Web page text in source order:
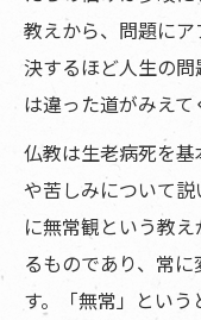
教えから、問題に
決するほど人生の
は違った道がみえて
仏教は生老病死を
や苦しみについて
に無常観という教
るものであり、常
す。「無常」という